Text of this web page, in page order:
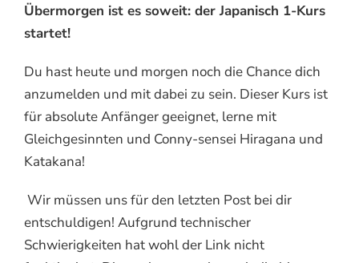
Übermorgen ist es soweit: der Japanisch 1-Kurs
startet!
Du hast heute und morgen noch die Chance dich
anzumelden und mit dabei zu sein. Dieser Kurs ist
für absolute Anfänger geeignet, lerne mit
Gleichgesinnten und Conny-sensei Hiragana und
Katakana!
Wir müssen uns für den letzten Post bei dir
entschuldigen! Aufgrund technischer
Schwierigkeiten hat wohl der Link nicht